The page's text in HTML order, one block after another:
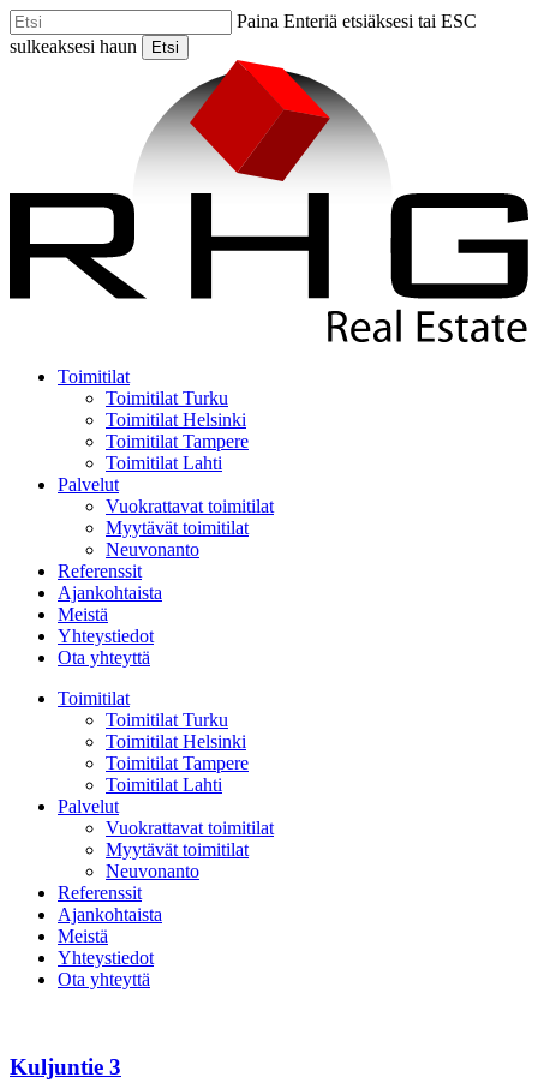
Skip
to
Paina Enteriä etsiäksesi tai ESC
sulkeaksesi haun
Etsi
Menu
Toimitilat
Toimitilat Turku
Toimitilat Helsinki
Toimitilat Tampere
Toimitilat Lahti
Palvelut
Vuokrattavat toimitilat
Myytävät toimitilat
Neuvonanto
Referenssit
Ajankohtaista
Meistä
Yhteystiedot
Ota yhteyttä
Toimitilat
Toimitilat Turku
Toimitilat Helsinki
Toimitilat Tampere
Toimitilat Lahti
Palvelut
Vuokrattavat toimitilat
Myytävät toimitilat
Neuvonanto
Referenssit
Ajankohtaista
Meistä
Yhteystiedot
Ota yhteyttä
Kuljuntie 3